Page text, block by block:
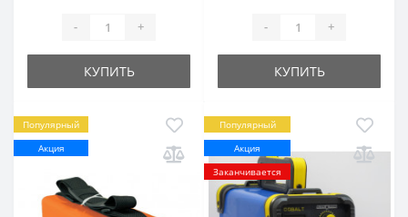
- +
КУПИТЬ
- +
КУПИТЬ
Популярный
Акция
Популярный
Акция
Заканчивается